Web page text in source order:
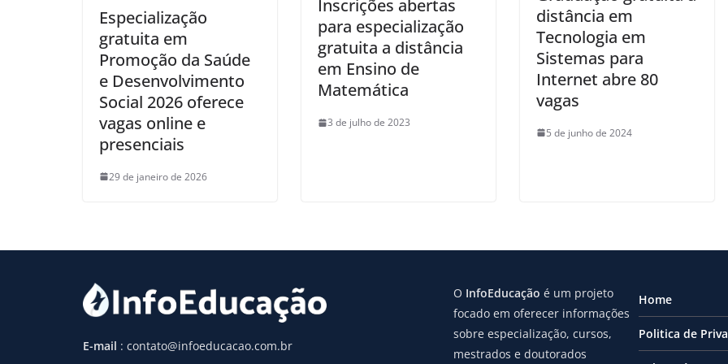
Especialização
gratuita em
Promoção da Saúde
e Desenvolvimento
Social 2026 oferece
vagas online e
presenciais
29 de janeiro de 2026
Inscrições abertas
para especialização
gratuita a distância
em Ensino de
Matemática
3 de julho de 2023
distância em
Tecnologia em
Sistemas para
Internet abre 80
vagas
5 de junho de 2024
E-mail : contato@infoeducacao.com.br
O InfoEducação é um projeto
focado em oferecer informações
sobre especialização, cursos,
mestrados e doutorados
Home
Politica de